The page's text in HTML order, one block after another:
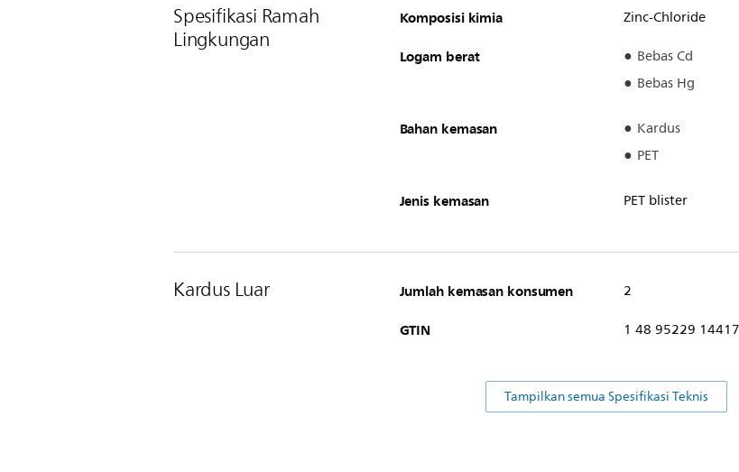
Spesifikasi Ramah
Lingkungan
Komposisi kimia Zinc-Chloride
Logam berat
Bebas Cd
Bebas Hg
Bahan kemasan
Kardus
PET
Jenis kemasan PET blister
Kardus Luar Jumlah kemasan konsumen 2
GTIN 1 48 95229
Tampilkan semua Spesifikasi Teknis